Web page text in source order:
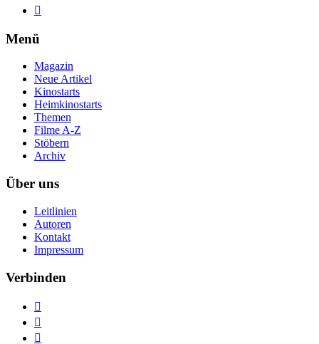

Menü
Magazin
Neue Artikel
Kinostarts
Heimkinostarts
Themen
Filme A-Z
Stöbern
Archiv
Über uns
Leitlinien
Autoren
Kontakt
Impressum
Verbinden


